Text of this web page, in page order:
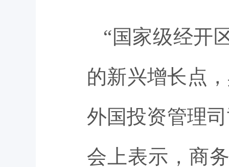
“国家级经开
的新兴增长点
外国投资管理
会上表示，商